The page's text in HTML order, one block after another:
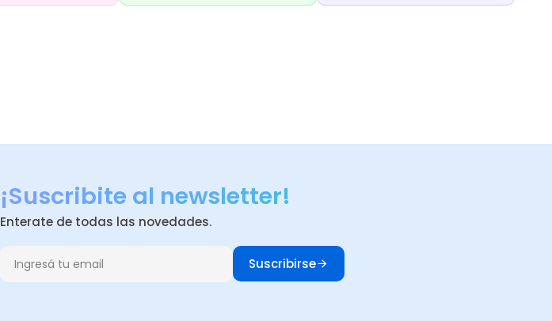
¡Suscribite al newsletter!
Enterate de todas las novedades.
Suscribirse